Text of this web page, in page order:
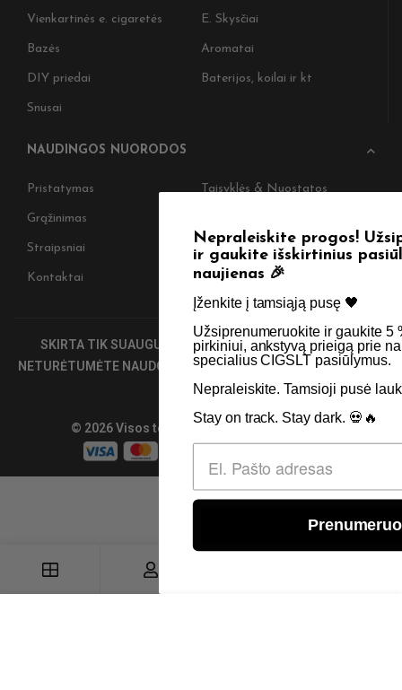
Vienkartinės e. cigaretės E. Skysčiai
Bazės Aromatai
DIY priedai Baterijos, koilai ir kt
Snusai
NAUDINGOS NUORODOS
Pristatymas Taisyklės & Nuostatos
Grąžinimas
Straipsniai Apie Mus
Kontaktai Didmenos užklausos
SKIRTA TIK SUAUGUSIEMS NIKOTINO VARTOTOJAMS.
NETURĖTUMĖTE NAUDOTI ŠIŲ PRODUKTŲ, JEI NEVARTOJATE
NIKOTINO.
© 2026 Visos teisės saugomos - CigsLT.app
Nepraleiskite progos! Užsiprenumeruokite
ir gaukite išskirtinius pasiūlymus bei
naujienas 🎉
Įženkite į tamsiąją pusę 🖤 ​
Užsiprenumeruokite ir gaukite 5 % nuolaidą kitam
pirkiniui, ankstyvą prieigą prie naujienų bei
specialius CIGSLT pasiūlymus. ​
Nepraleiskite. Tamsioji pusė laukia.
Stay on track. Stay dark. 💀🔥